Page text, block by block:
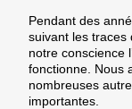
Pendant des
suivant les traces
notre conscience
fonctionne. Nous
nombreuses
importantes.